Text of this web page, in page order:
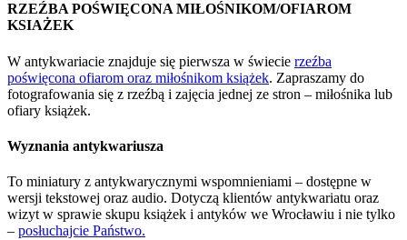
RZEŹBA POŚWIĘCONA MIŁOŚNIKOM/OFIAROM
KSIAŻEK
W antykwariacie znajduje się pierwsza w świecie rzeźba
poświęcona ofiarom oraz miłośnikom książek. Zapraszamy do
fotografowania się z rzeźbą i zajęcia jednej ze stron – miłośnika lub
ofiary książek.
Wyznania antykwariusza
To miniatury z antykwarycznymi wspomnieniami – dostępne w
wersji tekstowej oraz audio. Dotyczą klientów antykwariatu oraz
wizyt w sprawie skupu książek i antyków we Wrocławiu i nie tylko
– posłuchajcie Państwo.